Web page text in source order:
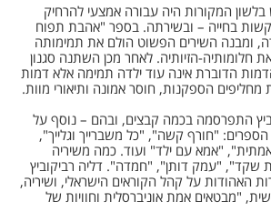
בלשון המקורות היה עבורה אמצעי להרחיק
בחייה – ובשירתה. בספר "אהבת תפוח
ומבנה השירים הפשוט הולם את תמימותה
חלומותיה-הזיותיה. לאחר מכן השתנה סגנון
הדוברת אינה עוד ילדה תמימה אלא דמות
הספקנות, חוסר אמונה ותיאורי מוות.
התפרסמה בכמה קבצים, ובהם – נוסף על
"חורף קשה", "כל משברייך וגלייך",
"אמא עם ילד" ועוד. כמה משיריה
שקד", "עמק דותן", "חמדה". דליה רביקוביץ
האהודות על קהל הקוראים הישראלי, ושיריה,
"מבטאים אמת אוניברסלית וחוויות של